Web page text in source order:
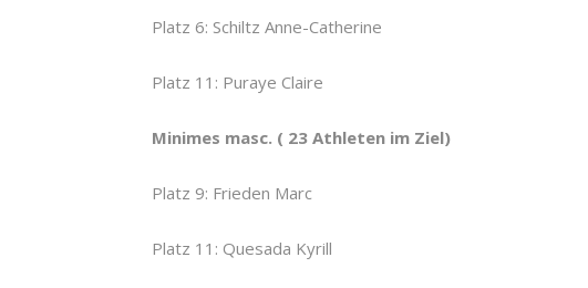
Platz 6: Schiltz Anne-Catherine
Platz 11: Puraye Claire
Minimes masc. ( 23 Athleten im Ziel)
Platz 9: Frieden Marc
Platz 11: Quesada Kyrill